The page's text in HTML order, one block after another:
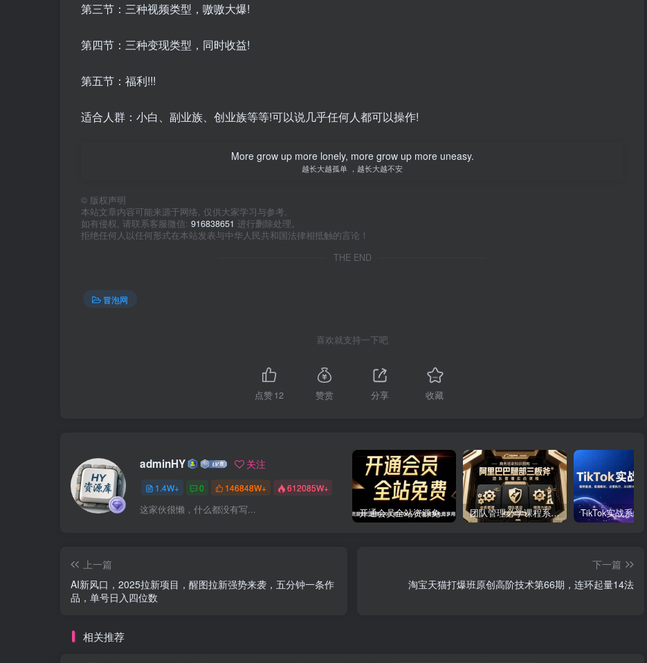
第三节：三种视频类型，嗷嗷大爆!
第四节：三种变现类型，同时收益!
第五节：福利!!!
适合人群：小白、副业族、创业族等等!可以说几乎任何人都可以操作!
More grow up more lonely, more grow up more uneasy.
越长大越孤单 ，越长大越不安
© 版权声明
本站文章内容可能来源于网络, 仅供大家学习与参考,
如有侵权, 请联系客服微信: 916838651 进行删除处理。
拒绝任何人以任何形式在本站发表与中华人民共和国法律相抵触的言论！
THE END
冒泡网
喜欢就支持一下吧
点赞12 赞赏 分享 收藏
adminHY 关注
1.4W+ 0 146848W+ 612085W+
这家伙很懒，什么都没有写... 开通会员全站资源免费下载 开通VIP会员 HY资源库 团队管理必学课程系列，阿里巴巴“腿部三板斧”
上一篇
AI新风口，2025拉新项目，醒图拉新强势来袭，五分钟一条作
品，单号日入四位数
下一篇
淘宝天猫打爆班原创高阶技术第66期，连环起量14法
相关推荐